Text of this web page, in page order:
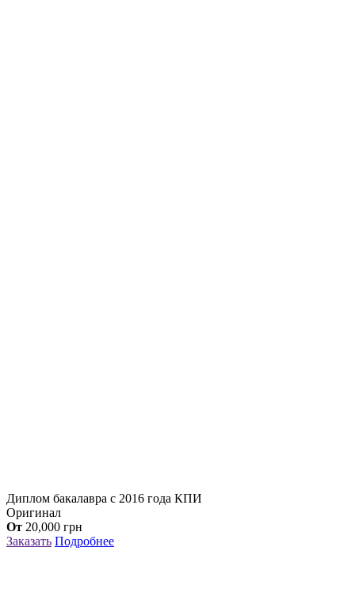
Диплом бакалавра с 2016 года КПИ
Оригинал
От 20,000 грн
Заказать Подробнее